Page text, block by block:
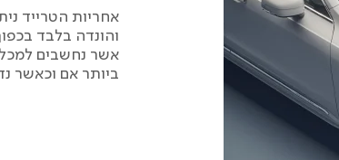
והונדה בלבד
אשר נחשבים
ביותר אם וכאשר